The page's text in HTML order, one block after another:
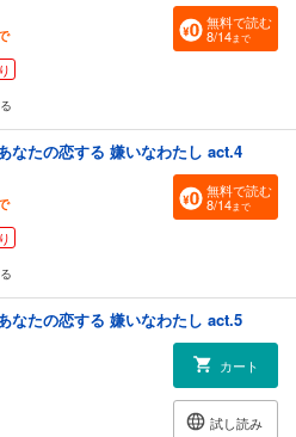
無料で読む
8/14まで
なたの恋する 嫌いなわたし act.4
無料で読む
8/14まで
なたの恋する 嫌いなわたし act.5
カート
試し読み